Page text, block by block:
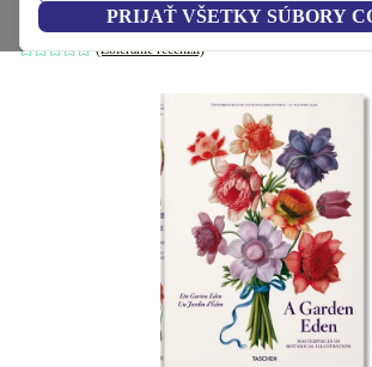
PRIJAŤ VŠETKY SÚBORY
biela
(Zbieranie recenzií)